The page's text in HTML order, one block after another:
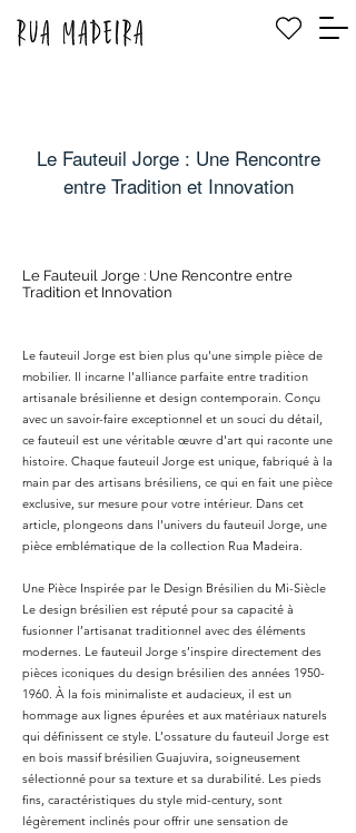
Le Fauteuil Jorge : Une Rencontre
entre Tradition et Innovation
Le Fauteuil Jorge : Une Rencontre entre
Tradition et Innovation
Le fauteuil Jorge est bien plus qu'une simple pièce de
mobilier. Il incarne l'alliance parfaite entre tradition
artisanale brésilienne et design contemporain. Conçu
avec un savoir-faire exceptionnel et un souci du détail,
ce fauteuil est une véritable œuvre d'art qui raconte une
histoire. Chaque fauteuil Jorge est unique, fabriqué à la
main par des artisans brésiliens, ce qui en fait une pièce
exclusive, sur mesure pour votre intérieur. Dans cet
article, plongeons dans l'univers du fauteuil Jorge, une
pièce emblématique de la collection Rua Madeira.
Une Pièce Inspirée par le Design Brésilien du Mi-Siècle
Le design brésilien est réputé pour sa capacité à
fusionner l’artisanat traditionnel avec des éléments
modernes. Le fauteuil Jorge s’inspire directement des
pièces iconiques du design brésilien des années 1950-
1960. À la fois minimaliste et audacieux, il est un
hommage aux lignes épurées et aux matériaux naturels
qui définissent ce style. L’ossature du fauteuil Jorge est
en bois massif brésilien Guajuvira, soigneusement
sélectionné pour sa texture et sa durabilité. Les pieds
fins, caractéristiques du style mid-century, sont
légèrement inclinés pour offrir une sensation de